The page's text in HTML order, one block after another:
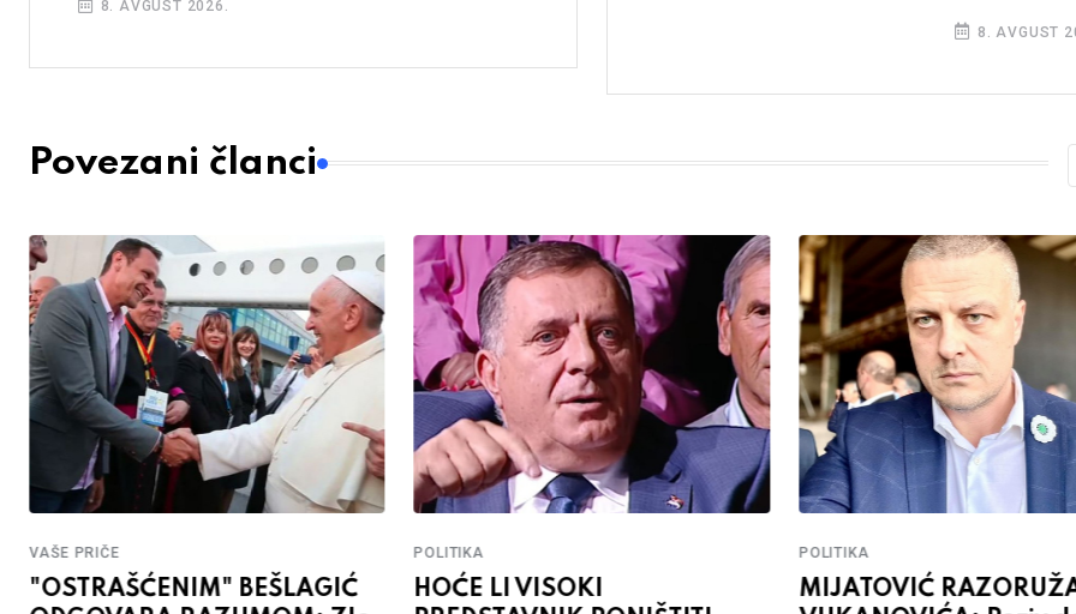
8. AVGUST 2026.
8. AVGUST
Povezani članci
VAŠE PRIČE
"OSTRAŠĆENIM" BEŠLAGIĆ
POLITIKA
HOĆE LI VISOKI
POLITIKA
MIJATOVIĆ